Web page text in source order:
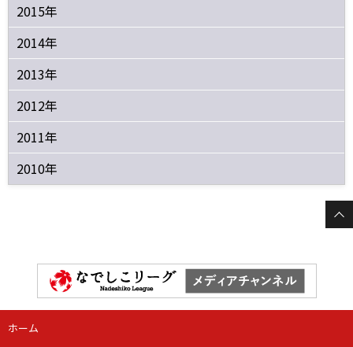
2015年
2014年
2013年
2012年
2011年
2010年
ホーム